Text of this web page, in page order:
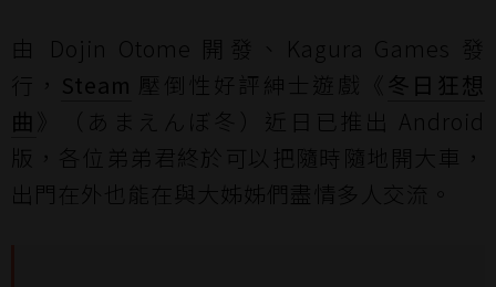
由 Dojin Otome 開發、Kagura Games 發
行， Steam 壓倒性好評紳士遊戲《 冬日狂想
曲
》（あまえんぼ冬）近日已推出 Android
版，各位弟弟君終於可以把隨時隨地開大車，
出門在外也能在與大姊姊們盡情多人交流。